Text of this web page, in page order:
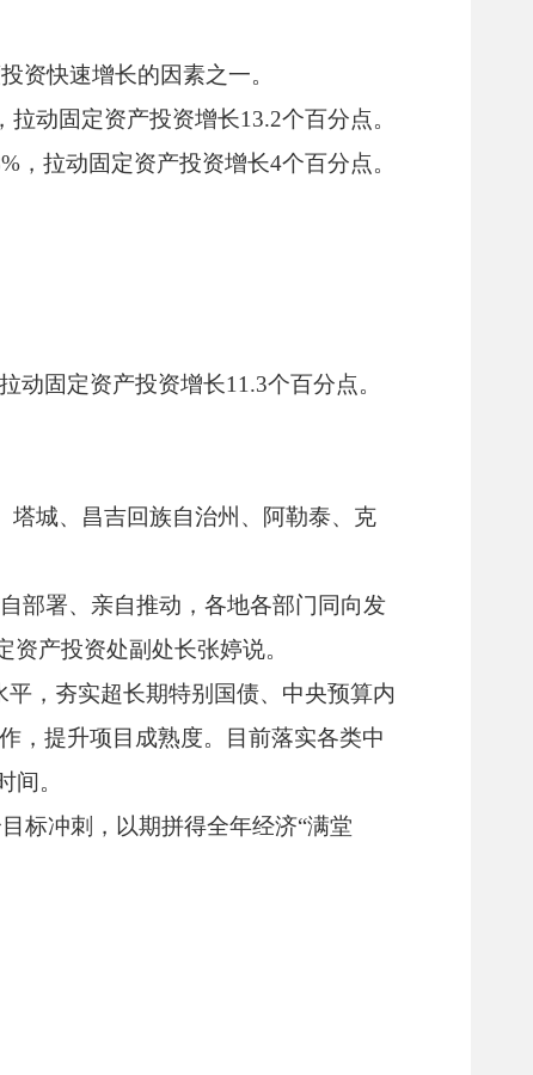
资快速增长的因素之一。
动固定资产投资增长13.2个百分点。
拉动固定资产投资增长4个百分点。
动固定资产投资增长11.3个百分点。
塔城、昌吉回族自治州、阿勒泰、克
部署、亲自推动，各地各部门同向发
产投资处副处长张婷说。
，夯实超长期特别国债、中央预算内
，提升项目成熟度。目前落实各类中
。
标冲刺，以期拼得全年经济“满堂